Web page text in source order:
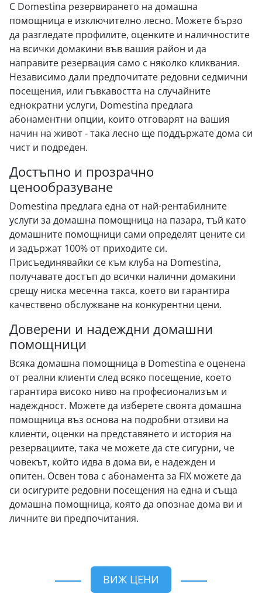
С Domestina резервирането на домашна
помощница е изключително лесно. Можете бързо
да разгледате профилите, оценките и наличностите
на всички домакини във вашия район и да
направите резервация само с няколко кликвания.
Независимо дали предпочитате редовни седмични
посещения, или гъвкавостта на случайните
еднократни услуги, Domestina предлага
абонаментни опции, които отговарят на вашия
начин на живот - така лесно ще поддържате дома си
чист и подреден.
Достъпно и прозрачно
ценообразуване
Domestina предлага една от най-рентабилните
услуги за домашна помощница на пазара, тъй като
домашните помощници сами определят цените си
и задържат 100% от приходите си.
Присъединявайки се към клуба на Domestina,
получавате достъп до всички налични домакини
срещу ниска месечна такса, което ви гарантира
качествено обслужване на конкурентни цени.
Доверени и надеждни домашни
помощници
Всяка домашна помощница в Domestina е оценена
от реални клиенти след всяко посещение, което
гарантира високо ниво на професионализъм и
надеждност. Можете да изберете своята домашна
помощница въз основа на подробни отзиви на
клиенти, оценки на представянето и история на
резервациите, така че можете да сте сигурни, че
човекът, който идва в дома ви, е надежден и
опитен. Освен това с абонамента за FIX можете да
си осигурите редовни посещения на една и съща
домашна помощница, която да опознае дома ви и
личните ви предпочитания.
ВИЖ ЦЕНИ